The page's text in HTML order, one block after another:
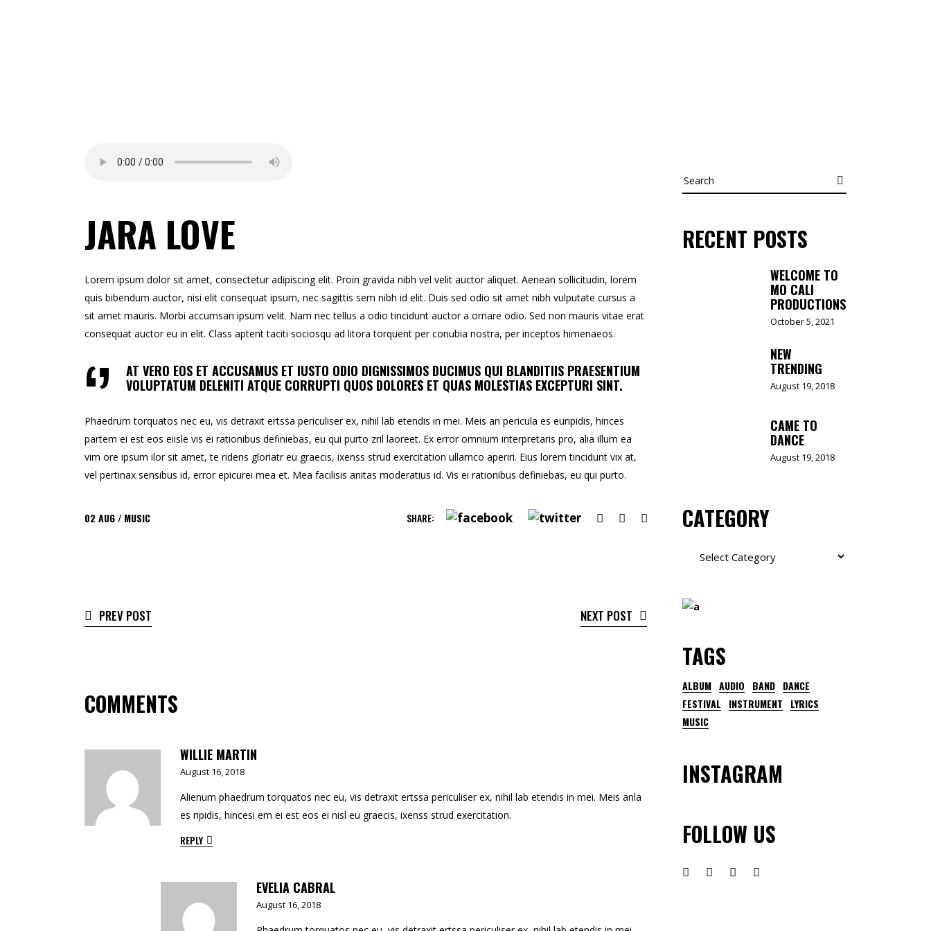
JARA LOVE
Lorem ipsum dolor sit amet, consectetur adipiscing elit. Proin gravida nibh vel velit auctor aliquet. Aenean sollicitudin, lorem
quis bibendum auctor, nisi elit consequat ipsum, nec sagittis sem nibh id elit. Duis sed odio sit amet nibh vulputate cursus a
sit amet mauris. Morbi accumsan ipsum velit. Nam nec tellus a odio tincidunt auctor a ornare odio. Sed non mauris vitae erat
consequat auctor eu in elit. Class aptent taciti sociosqu ad litora torquent per conubia nostra, per inceptos himenaeos.
AT VERO EOS ET ACCUSAMUS ET IUSTO ODIO DIGNISSIMOS DUCIMUS QUI BLANDITIIS PRAESENTIUM
VOLUPTATUM DELENITI ATQUE CORRUPTI QUOS DOLORES ET QUAS MOLESTIAS EXCEPTURI SINT.
Phaedrum torquatos nec eu, vis detraxit ertssa periculiser ex, nihil lab etendis in mei. Meis an pericula es euripidis, hinces
partem ei est eos eiisle vis ei rationibus definiebas, eu qui purto zril laoreet. Ex error omnium interpretaris pro, alia illum ea
vim ore ipsum ilor sit amet, te ridens gloriatr eu graecis, ixenss strud exercitation ullamco aperiri. Eius lorem tincidunt vix at,
vel pertinax sensibus id, error epicurei mea et. Mea facilisis anitas moderatius id. Vis ei rationibus definiebas, eu qui purto.
02AUG MUSIC SHARE:
PREV POST NEXT POST
COMMENTS
WILLIE MARTIN
August 16, 2018
Alienum phaedrum torquatos nec eu, vis detraxit ertssa periculiser ex, nihil lab etendis in mei. Meis anla
es ripidis, hincesi em ei est eos ei nisl eu graecis, ixenss strud exercitation.
REPLY
EVELIA CABRAL
August 16, 2018
Search
RECENT POSTS
WELCOME TO
MO CALI
PRODUCTIONS
October 5, 2021
NEW
TRENDING
August 19, 2018
CAME TO
DANCE
August 19, 2018
CATEGORY
TAGS
ALBUM AUDIO BAND DANCE
FESTIVAL
INSTRUMENT
LYRICS
MUSIC
INSTAGRAM
FOLLOW US